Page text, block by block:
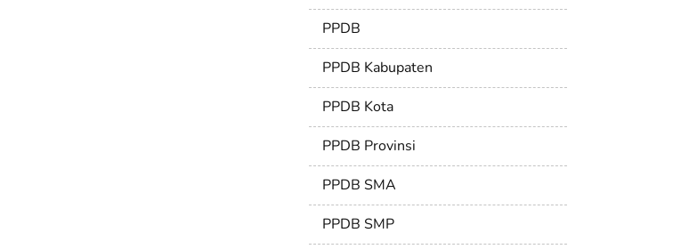
PPDB
PPDB Kabupaten
PPDB Kota
PPDB Provinsi
PPDB SMA
PPDB SMP